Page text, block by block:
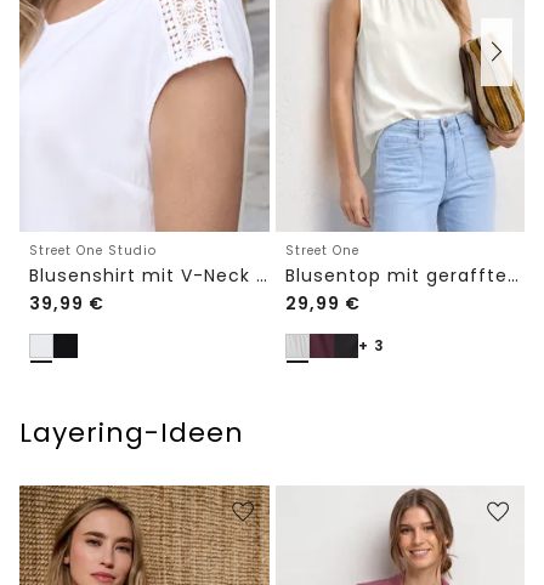
Street One Studio
Blusenshirt mit V-Neck und Spitze
39,99 €
Street One
Blusentop mit gerafftem Rundhals
29,99 €
+ 3
Layering-Ideen